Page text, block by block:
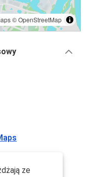
©OpenStreetMap
ze